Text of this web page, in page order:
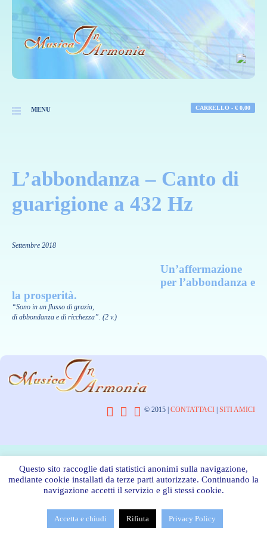
MENU CARRELLO - € 0,00
L’abbondanza – Canto di
guarigione a 432 Hz
Settembre 2018
Un’affermazione
per l’abbondanza e
la prosperità.
“Sono in un flusso di grazia,
di abbondanza e di ricchezza”. (2 v.)
   © 2015 | CONTATTACI SITI AMICI
Questo sito raccoglie dati statistici anonimi sulla navigazione,
mediante cookie installati da terze parti autorizzate. Continuando la
navigazione accetti il servizio e gli stessi cookie.
Accetta e chiudi Rifiuta Privacy Policy